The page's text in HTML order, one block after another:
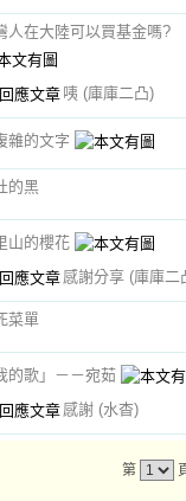
人在大陸可以買基金嗎?
咦 (庫庫二凸)
雜的文字
的黑
山的櫻花
感謝分享 (庫庫二
菜單
的歌」－－宛茹
感謝 (水杳)
第